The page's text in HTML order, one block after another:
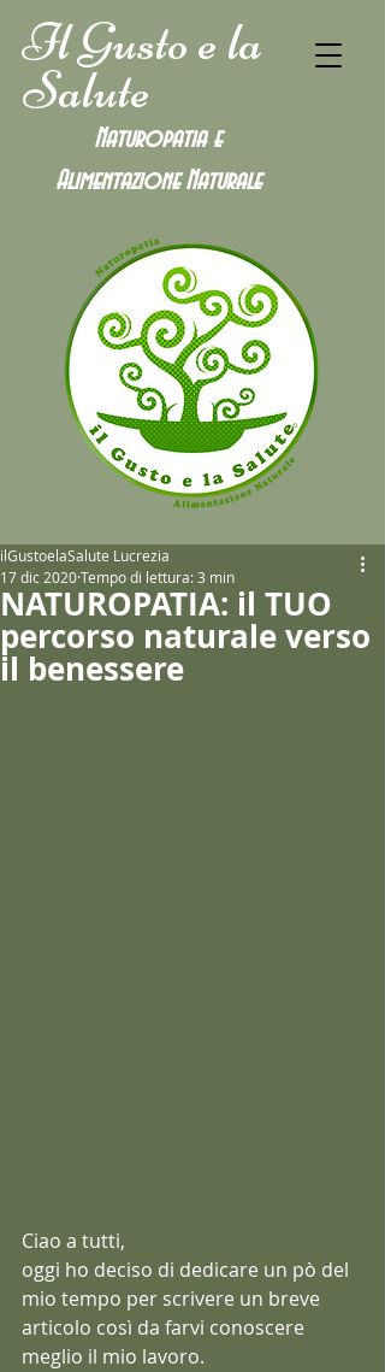
Il Gusto e la
Salute
Naturopatia e
Alimentazione Naturale
NATUROPATIA: il TUO
percorso naturale verso
il benessere
ilGustoelaSalute Lucrezia
17 dic 2020Tempo di lettura: 3 min
Ciao a tutti,
oggi ho deciso di dedicare un pò del
mio tempo per scrivere un breve
articolo così da farvi conoscere
meglio il mio lavoro.